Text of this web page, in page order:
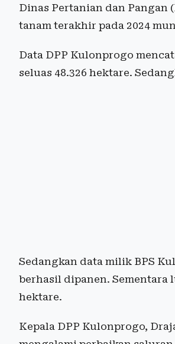
Dinas Pertanian dan Pangan
tanam terakhir pada 2024
Data DPP Kulonprogo
seluas 48.326 hektare.
Sedangkan data milik BPS
berhasil dipanen. Sementara
hektare.
Kepala DPP Kulonprogo,